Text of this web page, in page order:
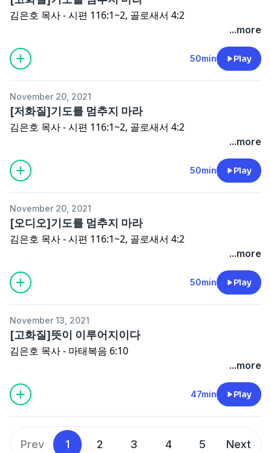
김은호 목사 - 시편 116:1~2, 골로새서 4:2
...more
50min Play
November 20, 2021
[저화질]기도를 멈추지 마라
김은호 목사 - 시편 116:1~2, 골로새서 4:2
...more
50min Play
November 20, 2021
[오디오]기도를 멈추지 마라
김은호 목사 - 시편 116:1~2, 골로새서 4:2
...more
50min Play
November 13, 2021
[고화질]뜻이 이루어지이다
김은호 목사 - 마태복음 6:10
...more
47min Play
Prev 1 2 3 4 5 Next